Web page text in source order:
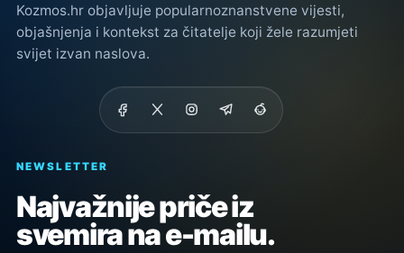
Kozmos.hr objavljuje popularnoznanstvene vijesti,
objašnjenja i kontekst za čitatelje koji žele razumjeti
svijet izvan naslova.
NEWSLETTER
Najvažnije priče iz
svemira na e-mailu.